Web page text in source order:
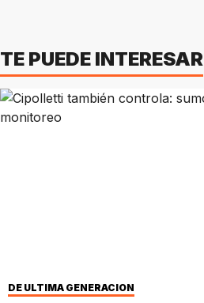
TE PUEDE INTERESAR
DE ÚLTIMA GENERACIÓN